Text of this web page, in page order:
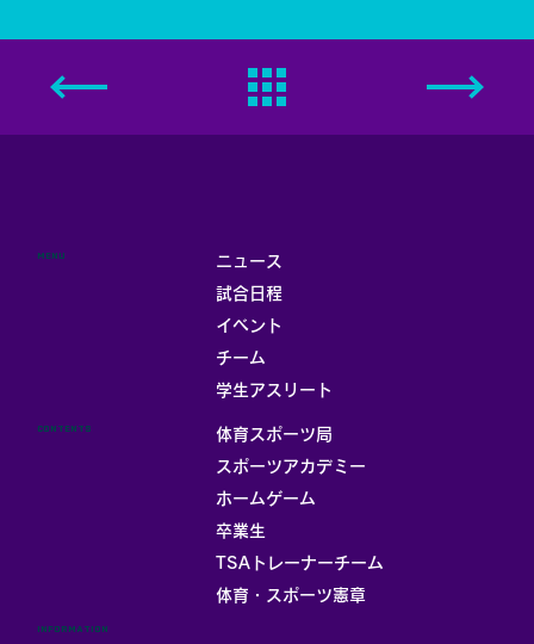
ニュース
試合日程
イベント
チーム
学生アスリート
MENU
体育スポーツ局
スポーツアカデミー
ホームゲーム
卒業生
TSAトレーナーチーム
体育・スポーツ憲章
CONTENTS
INFORMATION